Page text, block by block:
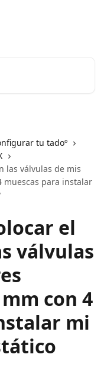
tu tadoº
las válvulas de mis
muescas para instalar
el
válvulas
con 4
mi